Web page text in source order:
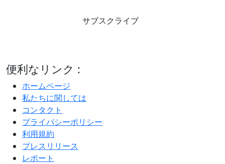
サブスクライブ
便利なリンク :
ホームページ
私たちに関しては
コンタクト
プライバシーポリシー
利用規約
プレスリリース
レポート